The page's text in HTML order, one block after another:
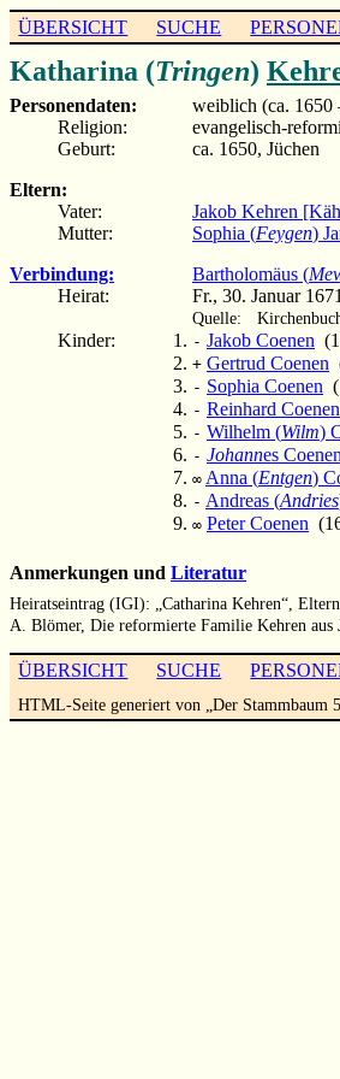
ÜBERSICHT SUCHE
Katharina (Tringen)
Personendaten:
weiblich (ca. 1650
Religion:
evangelisch-
Geburt:
ca. 1650, Jüchen
Eltern:
Vater:
Jakob Kehren
Mutter:
Sophia (Feygen)
Verbindung:
Bartholomäus (
Heirat:
Fr., 30. Januar
Quelle:
Kinder: - Jakob Coenen
+ Gertrud Coenen
- Sophia Coenen
- Reinhard Coenen
- Wilhelm (Wilm)
- Johannes Coenen
∞ Anna (Entgen)
- Andreas (Andries
∞ Peter Coenen
Anmerkungen und Literatur
Heiratseintrag (IGI): „Catharina Kehren“, Eltern
A. Blömer, Die reformierte Familie Kehren aus
ÜBERSICHT SUCHE
HTML-Seite generiert von „Der Stammbaum